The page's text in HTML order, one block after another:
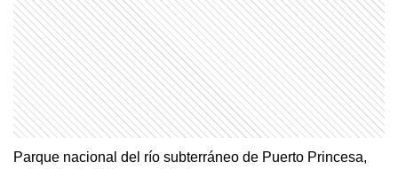
Parque nacional del río subterráneo de Puerto Princesa,